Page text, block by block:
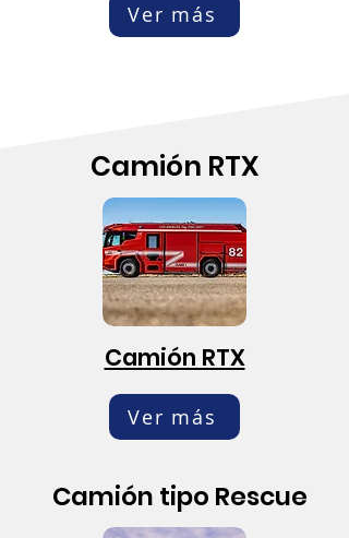
Ver más
Camión RTX
Camión RTX
Ver más
Camión tipo Rescue